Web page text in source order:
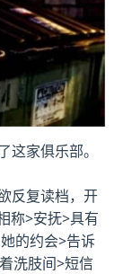
家俱乐部。
反复读档，开
称>安抚>具有
的约会>告诉
洗肢间>短信